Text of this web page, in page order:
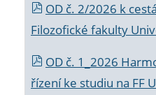
OD č. 2/2026 k
Filozofické fakulty
OD č. 1_2026
řízení ke studiu na FF